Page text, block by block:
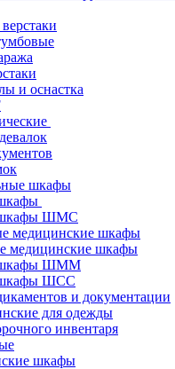
и оснастка
шкафы
шкафы ШМС
медицинские шкафы
медицинские шкафы
шкафы ШММ
ШСС
и документации
для одежды
инвентаря
шкафы